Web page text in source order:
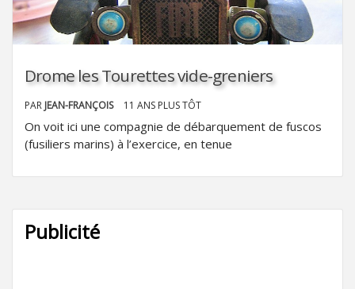
Drome les Tourettes vide-greniers
PAR JEAN-FRANÇOIS 11 ANS PLUS TÔT
On voit ici une compagnie de débarquement de fuscos
(fusiliers marins) à l’exercice, en tenue
Publicité